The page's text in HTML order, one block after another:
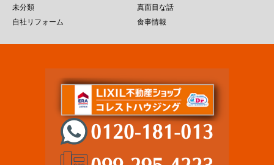
未分類
真面目な話
自社リフォーム
食事情報